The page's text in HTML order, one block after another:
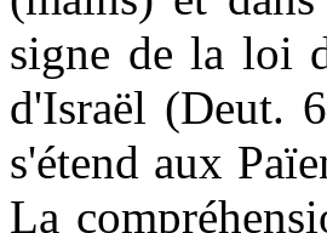
signe de la loi
d'Israël (Deut.
s'étend aux
La